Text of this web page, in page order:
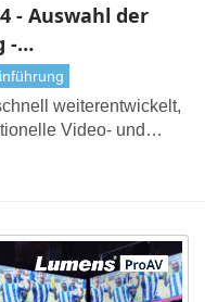
- Auswahl der
-
weiterentwickelt,
Video- und
dem Markt kann die
mit den